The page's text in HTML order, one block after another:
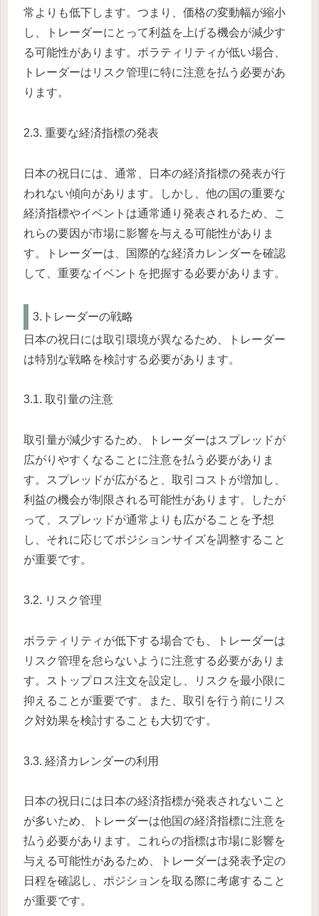
常よりも低下します。つまり、価格の変動幅が縮小
し、トレーダーにとって利益を上げる機会が減少す
る可能性があります。ボラティリティが低い場合、
トレーダーはリスク管理に特に注意を払う必要があ
ります。
2.3. 重要な経済指標の発表
日本の祝日には、通常、日本の経済指標の発表が行
われない傾向があります。しかし、他の国の重要な
経済指標やイベントは通常通り発表されるため、こ
れらの要因が市場に影響を与える可能性がありま
す。トレーダーは、国際的な経済カレンダーを確認
して、重要なイベントを把握する必要があります。
3.トレーダーの戦略
日本の祝日には取引環境が異なるため、トレーダー
は特別な戦略を検討する必要があります。
3.1. 取引量の注意
取引量が減少するため、トレーダーはスプレッドが
広がりやすくなることに注意を払う必要がありま
す。スプレッドが広がると、取引コストが増加し、
利益の機会が制限される可能性があります。したが
って、スプレッドが通常よりも広がることを予想
し、それに応じてポジションサイズを調整すること
が重要です。
3.2. リスク管理
ボラティリティが低下する場合でも、トレーダーは
リスク管理を怠らないように注意する必要がありま
す。ストップロス注文を設定し、リスクを最小限に
抑えることが重要です。また、取引を行う前にリス
ク対効果を検討することも大切です。
3.3. 経済カレンダーの利用
日本の祝日には日本の経済指標が発表されないこと
が多いため、トレーダーは他国の経済指標に注意を
払う必要があります。これらの指標は市場に影響を
与える可能性があるため、トレーダーは発表予定の
日程を確認し、ポジションを取る際に考慮すること
が重要です。